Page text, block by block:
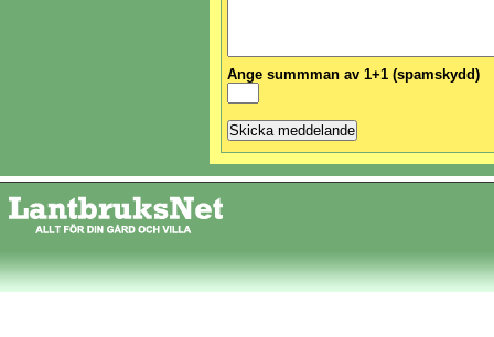
Ange summman av 1+1 (spamskydd)